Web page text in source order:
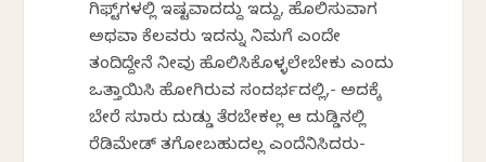
ಗಿಫ್ಟ್‌ಗಳಲ್ಲಿ ಇಷ್ಟವಾದದ್ದು ಇದ್ದು, ಹೊಲಿಸುವಾಗ
ಅಥವಾ ಕೆಲವರು ಇದನ್ನು ನಿಮಗೆ ಎಂದೇ
ತಂದಿದ್ದೇನೆ ನೀವು ಹೊಲಿಸಿಕೊಳ್ಳಲೇಬೇಕು ಎಂದು
ಒತ್ತಾಯಿಸಿ ಹೋಗಿರುವ ಸಂದರ್ಭದಲ್ಲಿ,- ಅದಕ್ಕೆ
ಬೇರೆ ಸುಮಾರು ದುಡ್ಡು ತೆರಬೇಕಲ್ಲ ಆ ದುಡ್ಡಿನಲ್ಲಿ
ರೆಡಿಮೇಡ್ ತಗೋಬಹುದಲ್ಲ ಎಂದೆನಿಸಿದರು-